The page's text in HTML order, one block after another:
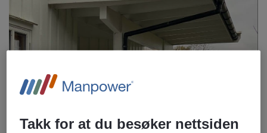
Takk for at du besøker nettsiden